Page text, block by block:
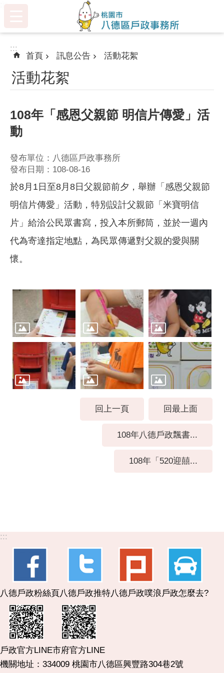
:::
首頁 訊息公告 活動花絮
活動花絮
108年「感恩父親節 明信片傳愛」活
動
發布單位：八德區戶政事務所
發布日期：108-08-16
於8月1日至8月8日父親節前夕，舉辦「感恩父親節
明信片傳愛」活動，特別設計父親節「米寶明信
片」給洽公民眾書寫，投入本所郵筒，並於一週內
代為寄達指定地點，為民眾傳遞對父親的愛與關
懷。
回上一頁 回最上面
108年八德戶政飄書...
108年「520迎囍...
:::
八德戶政粉絲頁 八德戶政推特八德戶政噗浪戶政怎麼去?
戶政官方LINE市府官方LINE
機關地址：334009 桃園市八德區興豐路304巷2號